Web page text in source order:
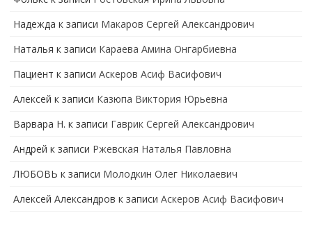
Надежда к записи Макаров Сергей Александрович
Наталья к записи Караева Амина Онгарбиевна
Пациент к записи Аскеров Асиф Васифович
Алексей к записи Казюпа Виктория Юрьевна
Варвара Н. к записи Гаврик Сергей Александрович
Андрей к записи Ржевская Наталья Павловна
ЛЮБОВЬ к записи Молодкин Олег Николаевич
Алексей Александров к записи Аскеров Асиф Васифович